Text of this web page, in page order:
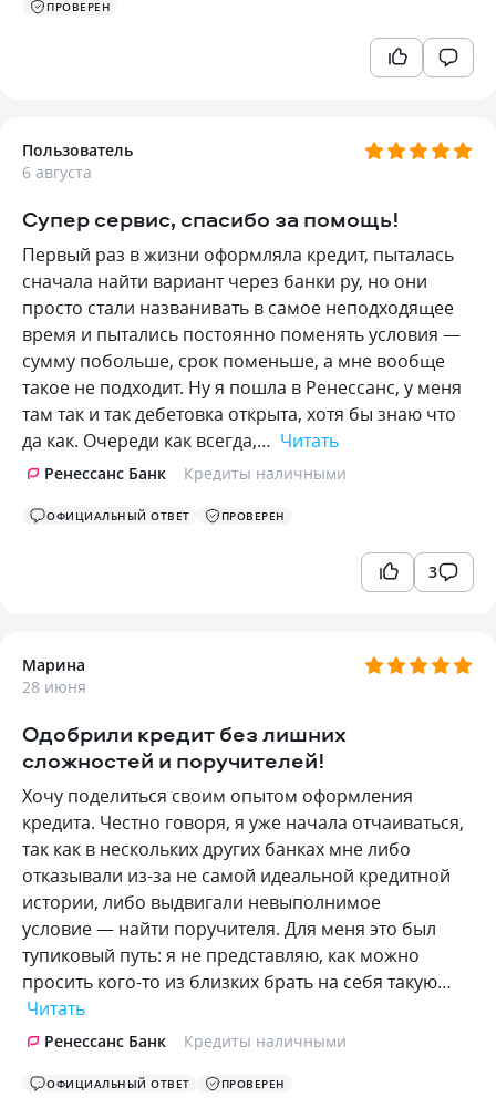
ПРОВЕРЕН
Пользователь
6 августа
Супер сервис, спасибо за помощь!
Первый раз в жизни оформляла кредит, пыталась
сначала найти вариант через банки ру, но они
просто стали названивать в самое неподходящее
время и пытались постоянно поменять условия —
сумму побольше, срок поменьше, а мне вообще
такое не подходит. Ну я пошла в Ренессанс, у меня
там так и так дебетовка открыта, хотя бы знаю что
да как. Очереди как всегда,… Читать
Ренессанс Банк Кредиты наличными
ОФИЦИАЛЬНЫЙ ОТВЕТ ПРОВЕРЕН
3
Марина
28 июня
Одобрили кредит без лишних
сложностей и поручителей!
Хочу поделиться своим опытом оформления
кредита. Честно говоря, я уже начала отчаиваться,
так как в нескольких других банках мне либо
отказывали из-за не самой идеальной кредитной
истории, либо выдвигали невыполнимое
условие — найти поручителя. Для меня это был
тупиковый путь: я не представляю, как можно
просить кого-то из близких брать на себя такую…
Читать
Ренессанс Банк Кредиты наличными
ОФИЦИАЛЬНЫЙ ОТВЕТ ПРОВЕРЕН